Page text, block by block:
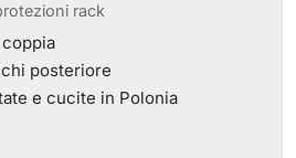
rack
posteriore
e cucite in Polonia